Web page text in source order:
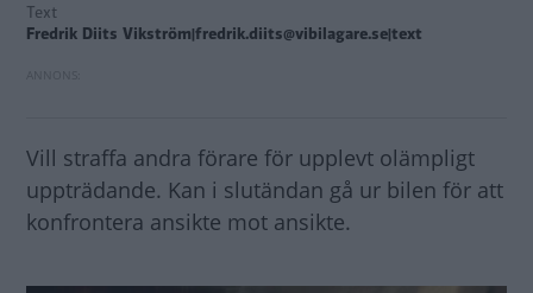
Text
Fredrik Diits Vikström|fredrik.diits@vibilagare.se|text
Vill straffa andra förare för upplevt olämpligt
uppträdande. Kan i slutändan gå ur bilen för att
konfrontera ansikte mot ansikte.